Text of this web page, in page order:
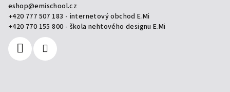
eshop@emischool.cz
+420 777 507 183 - internetový obchod E.Mi
+420 770 155 800 - škola nehtového designu E.Mi